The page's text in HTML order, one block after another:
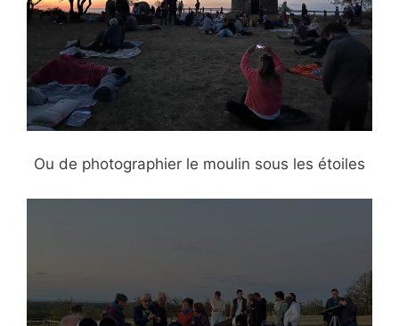
Ou de photographier le moulin sous les étoiles